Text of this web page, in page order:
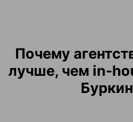
Почему
лучше, чем in-